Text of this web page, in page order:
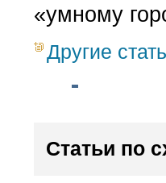
«умному
Другие
Статьи по